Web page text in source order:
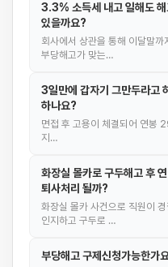
3.3% 소득세 내고 일해도
있을까요?
회사에서 상관을 통해 이달말
부당해고가 맞는…
3일만에 갑자기 그만두라고
하나요?
면접 후 고용이 체결되어 연봉
지…
화장실 몰카로 구두해고 후
퇴사처리 될까?
화장실 몰카 사건으로 직원이
인지하고 구두로 …
부당해고 구제신청가능한가